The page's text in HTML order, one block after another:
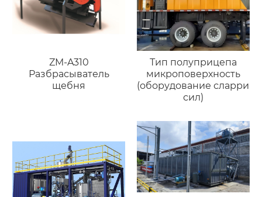
ZM-A310
Разбрасыватель
щебня
Тип полуприцепа
микроповерхность
(оборудование сларри
сил)